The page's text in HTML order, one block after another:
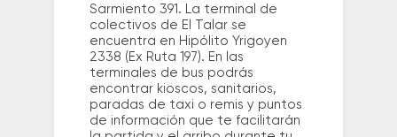
Sarmiento 391. La terminal de
colectivos de El Talar se
encuentra en Hipólito Yrigoyen
2338 (Ex Ruta 197). En las
terminales de bus podrás
encontrar kioscos, sanitarios,
paradas de taxi o remis y puntos
de información que te facilitarán